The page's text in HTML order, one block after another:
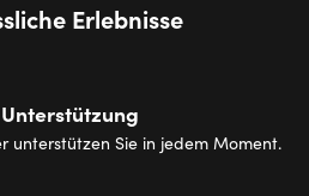
Erlebnisse
unterstützen Sie in jedem Moment.